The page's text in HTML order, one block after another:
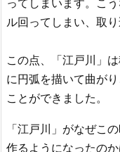
ル回ってしまい、取
この点、「江戸川」
に円弧を描いて曲が
ことができました。
「江戸川」がなぜこ
作るようになったの